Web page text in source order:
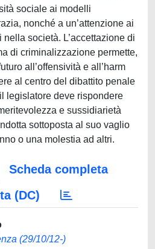
sociale ai modelli
nonché a un’attenzione ai
società. L’accettazione di
di criminalizzazione permette,
all’offensività e all’harm
al centro del dibattito penale
legislatore deve rispondere
e sussidiarietà
sottoposta al suo vaglio
o una molestia ad altri.
Scheda completa
(DC)
(29/10/12-)